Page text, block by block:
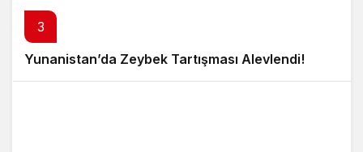
3
Yunanistan’da Zeybek Tartışması Alevlendi!